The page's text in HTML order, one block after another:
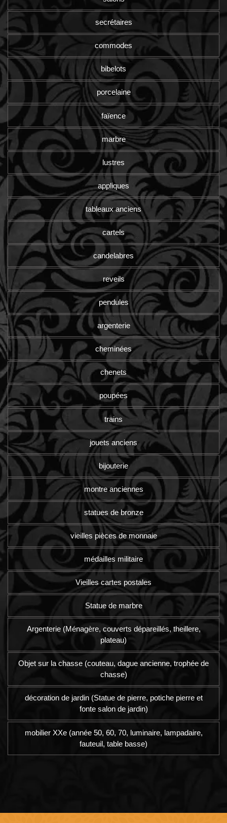
secrétaires
commodes
bibelots
porcelaine
faïence
marbre
lustres
appliques
tableaux anciens
cartels
candelabres
reveils
pendules
argenterie
cheminées
chenets
poupées
trains
jouets anciens
bijouterie
montre anciennes
statues de bronze
vieilles pièces de monnaie
médailles militaire
Vieilles cartes postales
Statue de marbre
Argenterie (Ménagère, couverts dépareillés, theillere,
plateau)
Objet sur la chasse (couteau, dague ancienne, trophée de
chasse)
décoration de jardin (Statue de pierre, potiche pierre et
fonte salon de jardin)
mobilier XXe (année 50, 60, 70, luminaire, lampadaire,
fauteuil, table basse)